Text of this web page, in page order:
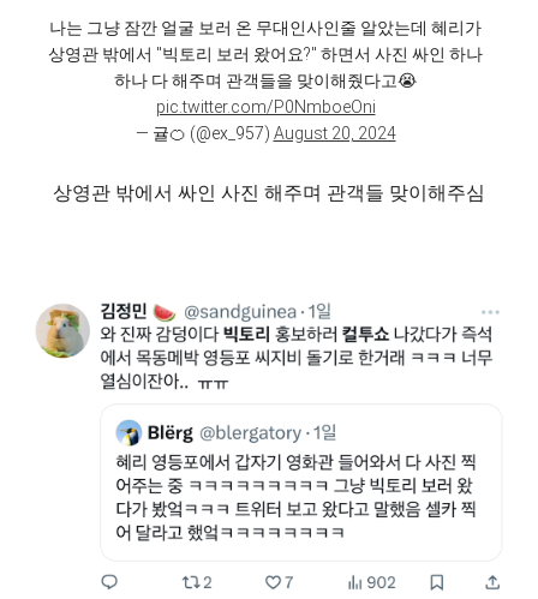
나는 그냥 잠깐 얼굴 보러 온 무대인사인줄 알았는데 혜리가
상영관 밖에서 "빅토리 보러 왔어요?" 하면서 사진 싸인 하나
하나 다 해주며 관객들을 맞이해줬다고😭
pic.twitter.com/P0NmboeOni
— 귤🍊 (@ex_957) August 20, 2024
상영관 밖에서 싸인 사진 해주며 관객들 맞이해주심